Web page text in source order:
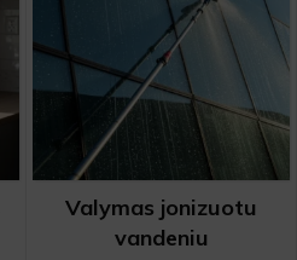
Šaldytuve kvapus
emulsija GEL FRIGO
Sandėlyje
Nuo€5.61
Į KREPŠELĮ
Valymas jonizuotu
vandeniu